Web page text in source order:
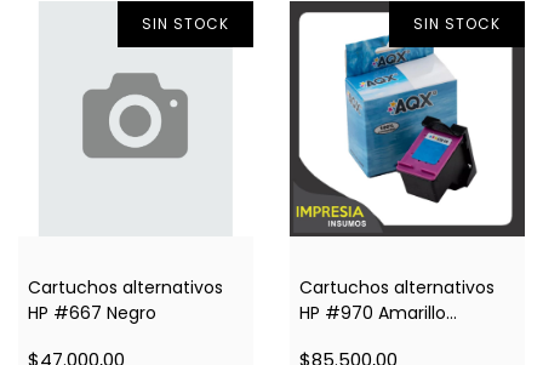
SIN STOCK
Cartuchos alternativos
HP #667 Negro
$47.000,00
SIN STOCK
Cartuchos alternativos
HP #970 Amarillo
$85.500,00